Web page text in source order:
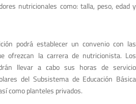
nutricionales como: talla, peso, edad y
podrá establecer un convenio con las
ofrezcan la carrera de nutricionista. Los
llevar a cabo sus horas de servicio
del Subsistema de Educación Básica
como planteles privados.